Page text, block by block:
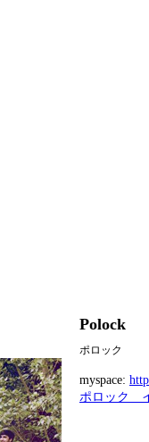
Polock
ポロック
myspace:
ポロック